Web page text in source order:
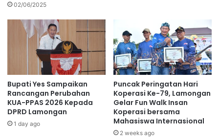
02/06/2025
Bupati Yes Sampaikan
Rancangan Perubahan
KUA-PPAS 2026 Kepada
DPRD Lamongan
1 day ago
Puncak Peringatan Hari
Koperasi Ke-79, Lamongan
Gelar Fun Walk Insan
Koperasi bersama
Mahasiswa Internasional
2 weeks ago